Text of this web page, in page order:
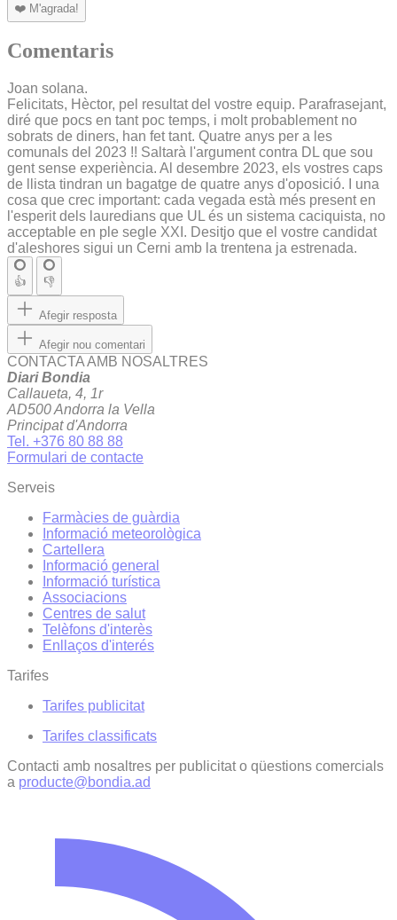
❤️ M'agrada!
Comentaris
Joan solana.
Felicitats, Hèctor, pel resultat del vostre equip. Parafrasejant,
diré que pocs en tant poc temps, i molt probablement no
sobrats de diners, han fet tant. Quatre anys per a les
comunals del 2023 !! Saltarà l'argument contra DL que sou
gent sense experiència. Al desembre 2023, els vostres caps
de llista tindran un bagatge de quatre anys d'oposició. I una
cosa que crec important: cada vegada està més present en
l'esperit dels lauredians que UL és un sistema caciquista, no
acceptable en ple segle XXI. Desitjo que el vostre candidat
d'aleshores sigui un Cerni amb la trentena ja estrenada.
👍 👎
Afegir resposta
Afegir nou comentari
CONTACTA AMB NOSALTRES
Diari Bondia
Callaueta, 4, 1r
AD500 Andorra la Vella
Principat d'Andorra
Tel. +376 80 88 88
Formulari de contacte
Serveis
Farmàcies de guàrdia
Informació meteorològica
Cartellera
Informació general
Informació turística
Associacions
Centres de salut
Telèfons d'interès
Enllaços d'interés
Tarifes
Tarifes publicitat
Tarifes classificats
Contacti amb nosaltres per publicitat o qüestions comercials
a producte@bondia.ad